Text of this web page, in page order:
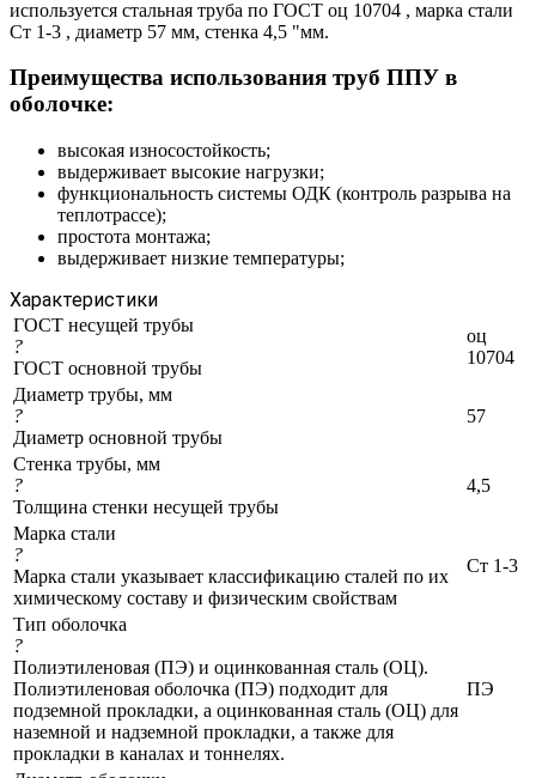
используется стальная труба по ГОСТ оц 10704 , марка стали
Ст 1-3 , диаметр 57 мм, стенка 4,5 "мм.
Преимущества использования труб ППУ в
оболочке:
высокая износостойкость;
выдерживает высокие нагрузки;
функциональность системы ОДК (контроль разрыва на
теплотрассе);
простота монтажа;
выдерживает низкие температуры;
Характеристики
ГОСТ несущей трубы
?
ГОСТ основной трубы
оц
10704
Диаметр трубы, мм
?
Диаметр основной трубы
57
Стенка трубы, мм
?
Толщина стенки несущей трубы
4,5
Марка стали
?
Марка стали указывает классификацию сталей по их
химическому составу и физическим свойствам
Ст 1-3
Тип оболочка
?
Полиэтиленовая (ПЭ) и оцинкованная сталь (ОЦ).
Полиэтиленовая оболочка (ПЭ) подходит для
подземной прокладки, а оцинкованная сталь (ОЦ) для
наземной и надземной прокладки, а также для
прокладки в каналах и тоннелях.
ПЭ